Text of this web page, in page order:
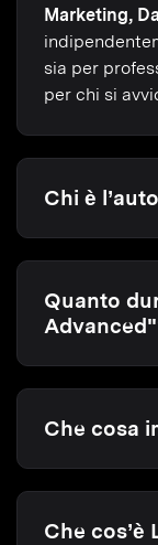
Marketing,
sia per
per chi si
Chi è
Quanto
Che cosa
Che cos’è